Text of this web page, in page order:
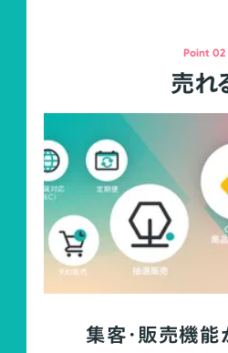
Point 02
売れ
集客・販売機